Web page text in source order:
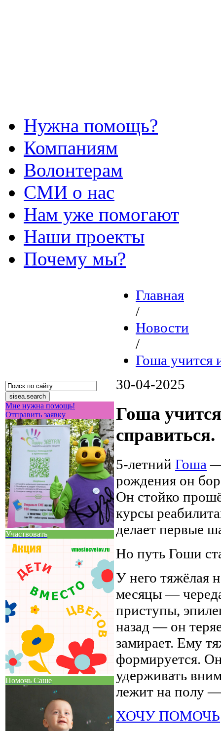
Нужна помощь?
Компаниям
Волонтерам
СМИ о нас
Нам уже помогают
Наши проекты
Почему мы?
Мне нужна помощь!
Отправить заявку
Участвовать
Помочь Саше
Главная
/
Новости
/
Гоша учится
30-04-2025
Гоша
справиться.
5-летний Гоша —
рождения он
Он стойко
курсы
делает первые
Но путь Гоши
У него тяжёлая
месяцы —
приступы,
назад — он
замирает. Ему
формируется.
удерживать
лежит на полу —
ХОЧУ ПОМОЧЬ